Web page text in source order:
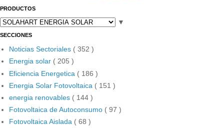
PRODUCTOS
▼
SECCIONES
Noticias Sectoriales ( 352 )
Energia solar ( 205 )
Eficiencia Energetica ( 186 )
Energia Solar Fotovoltaica ( 151 )
energia renovables ( 144 )
Fotovoltaica de Autoconsumo ( 97 )
Fotovoltaica Aislada ( 68 )